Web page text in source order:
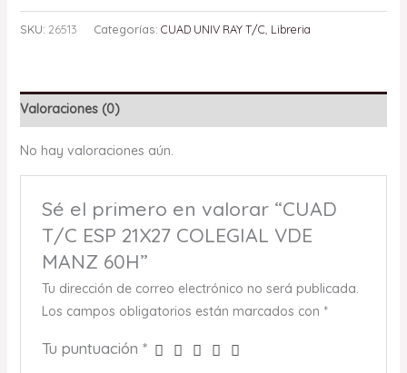
SKU: 26513 Categorías: CUAD UNIV RAY T/C Libreria
Valoraciones (0)
No hay valoraciones aún.
Sé el primero en valorar “CUAD
T/C ESP 21X27 COLEGIAL VDE
MANZ 60H”
Tu dirección de correo electrónico no será publicada.
Los campos obligatorios están marcados con *
Tu puntuación *